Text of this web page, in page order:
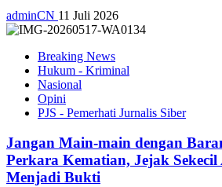
adminCN 11 Juli 2026
Breaking News
Hukum - Kriminal
Nasional
Opini
PJS - Pemerhati Jurnalis Siber
Jangan Main-main dengan
Perkara Kematian, Jejak Sekecil
Menjadi Bukti